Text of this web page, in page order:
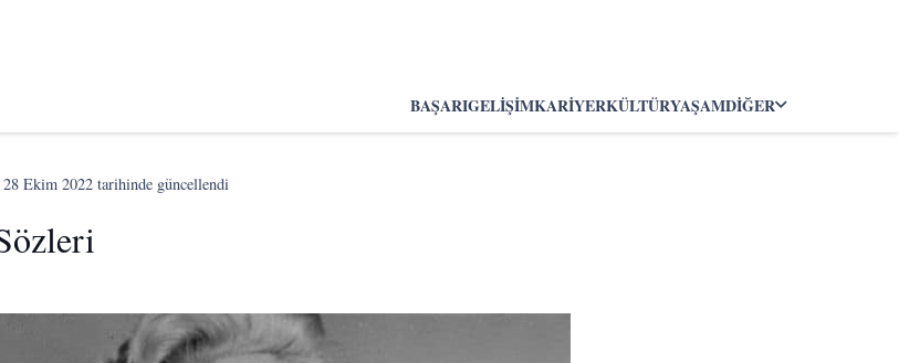
BAŞARIGELIŞIMKARIYERKÜLTÜRYAŞAMDIĞER
28 Ekim 2022 tarihinde güncellendi